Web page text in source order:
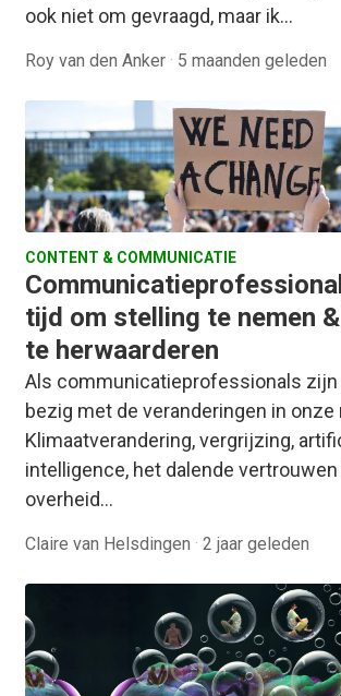
ook niet om gevraagd, maar ik…
Roy van den Anker · 5 maanden geleden
CONTENT & COMMUNICATIE
tijd om stelling te nemen
te herwaarderen
Als communicatieprofessionals
bezig met de veranderingen in
Klimaatverandering, vergrijzing,
intelligence, het dalende vertrouwen
overheid…
Claire van Helsdingen · 2 jaar geleden